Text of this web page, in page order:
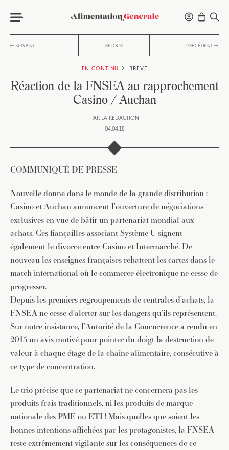
SUIVANT RETOUR PRÉCÉDENT
EN CONTINU BRÈVE
Réaction de la FNSEA au rapprochement
Casino / Auchan
PAR LA RÉDACTION
04.04.18
COMMUNIQUÉ DE PRESSE
Nouvelle donne dans le monde de la grande distribution :
Casino et Auchan annoncent l’ouverture de négociations
exclusives en vue de bâtir un partenariat mondial aux
achats. Ces fiançailles associant Système U signent
également le divorce entre Casino et Intermarché. De
nouveau les enseignes françaises rebattent les cartes dans le
match international où le commerce électronique ne cesse de
progresser.
Depuis les premiers regroupements de centrales d’achats, la
FNSEA ne cesse d’alerter sur les dangers qu’ils représentent.
Sur notre insistance, l’Autorité de la Concurrence a rendu en
2015 un avis motivé pour pointer du doigt la destruction de
valeur à chaque étage de la chaîne alimentaire, consécutive à
ce type de concentration.
Le trio précise que ce partenariat ne concernera pas les
produits frais traditionnels, ni les produits de marque
nationale des PME ou ETI ! Mais quelles que soient les
bonnes intentions affichées par les protagonistes, la FNSEA
reste extrêmement vigilante sur les conséquences de ce